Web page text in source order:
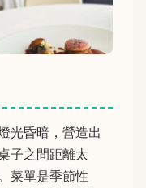
光昏暗，營造出
子之間距離太
菜單是季節性